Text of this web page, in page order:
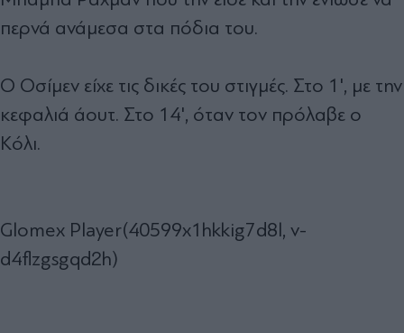
περνά ανάμεσα στα πόδια του.
Ο Οσίμεν είχε τις δικές του στιγμές. Στο 1', με την
κεφαλιά άουτ. Στο 14', όταν τον πρόλαβε ο
Κόλι.
Glomex Player(40599x1hkkig7d8l, v-
d4flzgsgqd2h)